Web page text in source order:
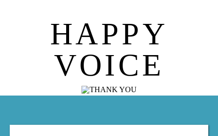
HAPPY
VOICE